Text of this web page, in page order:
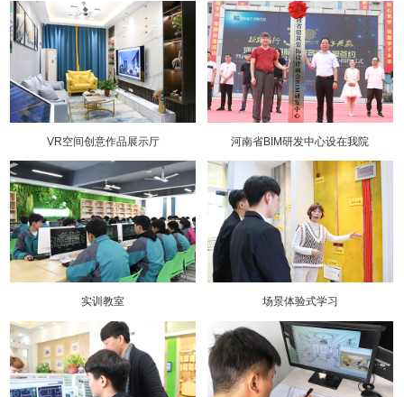
VR空间创意作品展示厅 河南省BIM研发中心设在我院
实训教室 场景体验式学习